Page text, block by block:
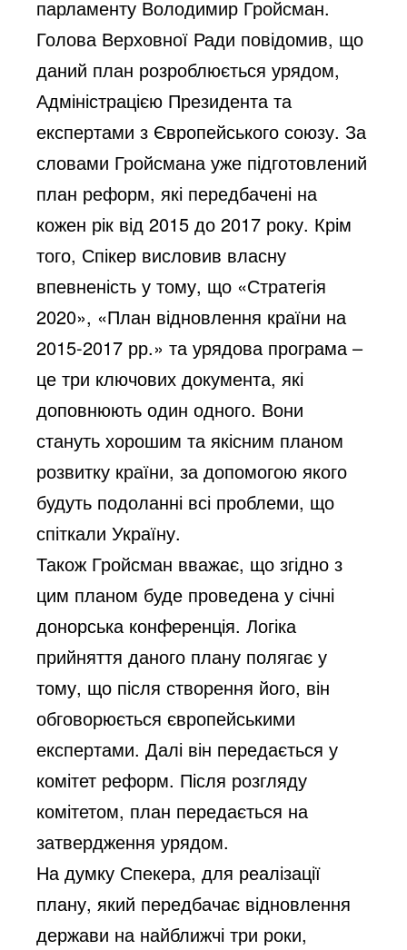
парламенту Володимир Гройсман.
Голова Верховної Ради повідомив, що
даний план розроблюється урядом,
Адміністрацією Президента та
експертами з Європейського союзу. За
словами Гройсмана уже підготовлений
план реформ, які передбачені на
кожен рік від 2015 до 2017 року. Крім
того, Спікер висловив власну
впевненість у тому, що «Стратегія
2020», «План відновлення країни на
2015-2017 рр.» та урядова програма –
це три ключових документа, які
доповнюють один одного. Вони
стануть хорошим та якісним планом
розвитку країни, за допомогою якого
будуть подоланні всі проблеми, що
спіткали Україну.
Також Гройсман вважає, що згідно з
цим планом буде проведена у січні
донорська конференція. Логіка
прийняття даного плану полягає у
тому, що після створення його, він
обговорюється європейськими
експертами. Далі він передається у
комітет реформ. Після розгляду
комітетом, план передається на
затвердження урядом.
На думку Спекера, для реалізації
плану, який передбачає відновлення
держави на найближчі три роки,